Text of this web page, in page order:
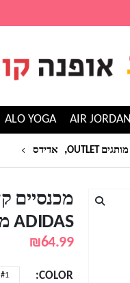
AIR JORDAN
ALO YOGA
מותגים OUTLET , אדידס
מכנסיים
ADIDAS מידות גדולות
₪64.99
COLOR
#1